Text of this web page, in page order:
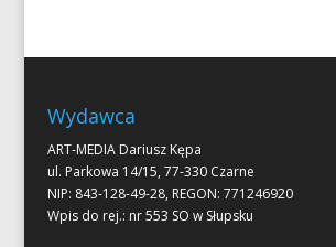
Wydawca
ART-MEDIA Dariusz Kępa
ul. Parkowa 14/15, 77-330 Czarne
NIP: 843-128-49-28, REGON: 771246920
Wpis do rej.: nr 553 SO w Słupsku